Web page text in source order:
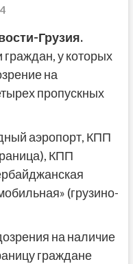
Грузия.
у которых
на
пропускных
аэропорт, КПП
КПП
(грузино-
на наличие
граждане